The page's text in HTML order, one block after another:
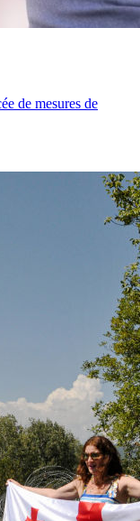
de mesures de